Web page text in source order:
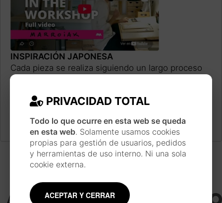
INSPIRACIÓN JAPONESA
Cada pieza se realiza siguiendo un largo proceso
de trabajo inspirado en la técnica y estilo de las
tradicionales como la acuarela, la tinta, pinceles y
Menciones y colaboraciones
PRIVACIDAD TOTAL
Todo lo que ocurre en esta web se queda
en esta web. Solamente usamos cookies
propias para gestión de usuarios, pedidos
y herramientas de uso interno. Ni una sola
cookie externa.
ACEPTAR Y CERRAR